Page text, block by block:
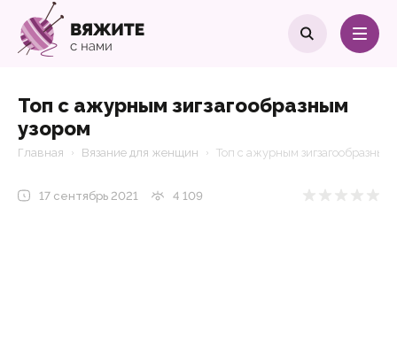
Топ с ажурным зигзагообразным
узором
Главная Вязание для женщин Топ с ажурным зигзагообразным
17 сентябрь 2021 4 109